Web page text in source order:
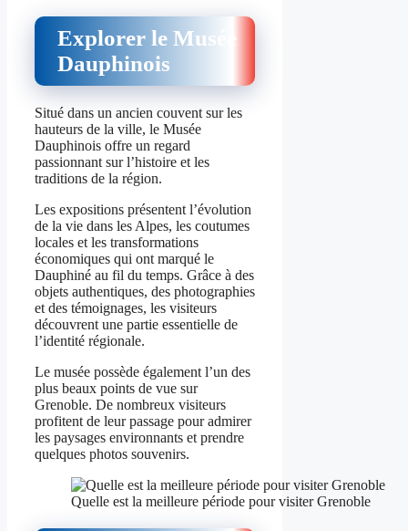
Explorer le Musée
Dauphinois
Situé dans un ancien couvent sur les
hauteurs de la ville, le Musée
Dauphinois offre un regard
passionnant sur l’histoire et les
traditions de la région.
Les expositions présentent l’évolution
de la vie dans les Alpes, les coutumes
locales et les transformations
économiques qui ont marqué le
Dauphiné au fil du temps. Grâce à des
objets authentiques, des photographies
et des témoignages, les visiteurs
découvrent une partie essentielle de
l’identité régionale.
Le musée possède également l’un des
plus beaux points de vue sur
Grenoble. De nombreux visiteurs
profitent de leur passage pour admirer
les paysages environnants et prendre
quelques photos souvenirs.
Quelle est la meilleure période pour visiter Grenoble